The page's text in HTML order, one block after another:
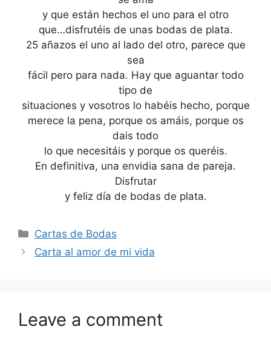
y que están hechos el uno para el otro
que…disfrutéis de unas bodas de plata.
25 añazos el uno al lado del otro, parece que
sea
fácil pero para nada. Hay que aguantar todo
tipo de
situaciones y vosotros lo habéis hecho, porque
merece la pena, porque os amáis, porque os
dais todo
lo que necesitáis y porque os queréis.
En definitiva, una envidia sana de pareja.
Disfrutar
y feliz día de bodas de plata.
Categories
Cartas de Bodas
Carta al amor de mi vida
Leave a comment